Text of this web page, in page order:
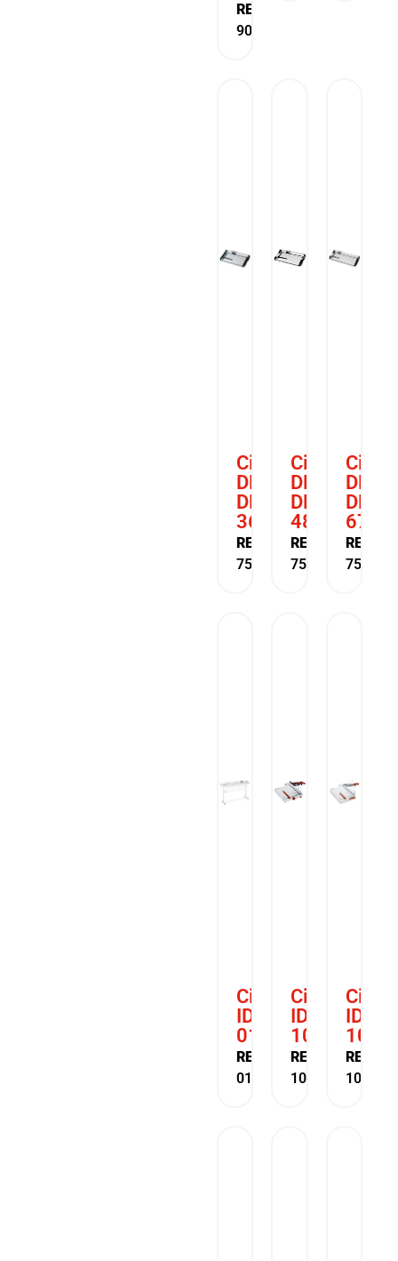
REF:
9004038
Cizalla
DHP
DR
360
REF:
7500004
Cizalla
DHP
DR
480
REF:
7500005
DHP
DR
670
REF:
Cizalla
IDEAL
0135
REF:
01350100
Cizalla
IDEAL
1038
REF:
10381000
IDEAL
1046
REF: